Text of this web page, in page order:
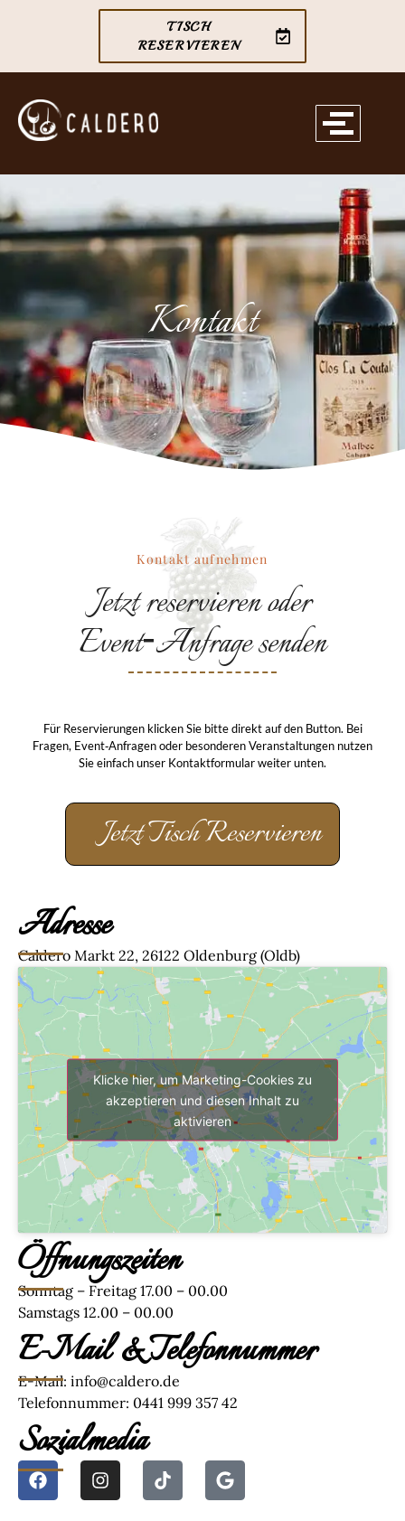
TISCH
RESERVIEREN
Kontakt
Kontakt aufnehmen
Jetzt reservieren oder
Event‑Anfrage senden
Für Reservierungen klicken Sie bitte direkt auf den Button. Bei
Fragen, Event‑Anfragen oder besonderen Veranstaltungen nutzen
Sie einfach unser Kontaktformular weiter unten.
Jetzt Tisch Reservieren
Adresse
Caldero Markt 22, 26122 Oldenburg (Oldb)
Klicke hier, um Marketing-Cookies zu
akzeptieren und diesen Inhalt zu
aktivieren
Öffnungszeiten
Sonntag – Freitag 17.00 – 00.00
Samstags 12.00 – 00.00
E-Mail & Telefonnummer
E-Mail: info@caldero.de
Telefonnummer: 0441 999 357 42
Sozialmedia